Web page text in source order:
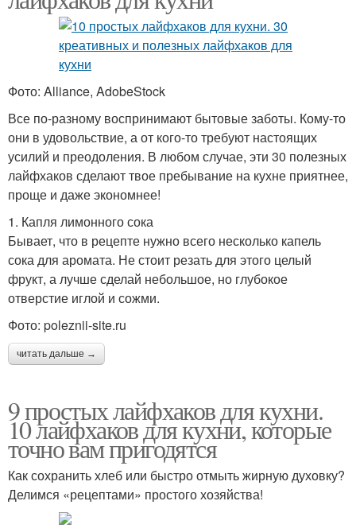
Фото: Alliance, AdobeStock
Все по-разному воспринимают бытовые заботы. Кому-то
они в удовольствие, а от кого-то требуют настоящих
усилий и преодоления. В любом случае, эти 30 полезных
лайфхаков сделают твое пребывание на кухне приятнее,
проще и даже экономнее!
1. Капля лимонного сока
Бывает, что в рецепте нужно всего несколько капель
сока для аромата. Не стоит резать для этого целый
фрукт, а лучше сделай небольшое, но глубокое
отверстие иглой и сожми.
Фото: poleznii-site.ru
читать дальше →
9 простых лайфхаков для кухни.
10 лайфхаков для кухни, которые
точно вам пригодятся
Как сохранить хлеб или быстро отмыть жирную духовку?
Делимся «рецептами» простого хозяйства!